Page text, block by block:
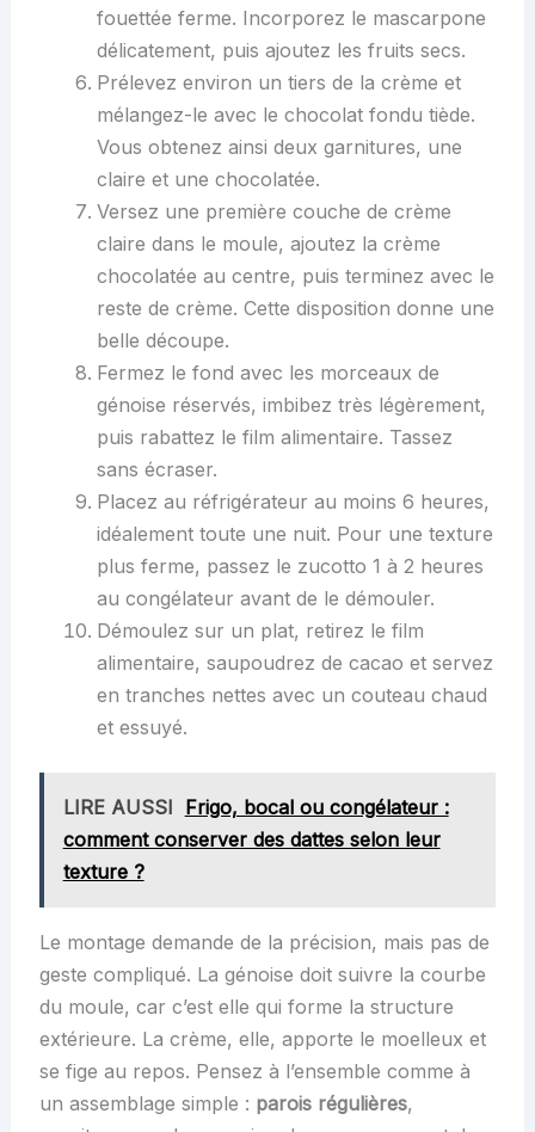
fouettée ferme. Incorporez le mascarpone
délicatement, puis ajoutez les fruits secs.
Prélevez environ un tiers de la crème et
mélangez-le avec le chocolat fondu tiède.
Vous obtenez ainsi deux garnitures, une
claire et une chocolatée.
Versez une première couche de crème
claire dans le moule, ajoutez la crème
chocolatée au centre, puis terminez avec le
reste de crème. Cette disposition donne une
belle découpe.
Fermez le fond avec les morceaux de
génoise réservés, imbibez très légèrement,
puis rabattez le film alimentaire. Tassez
sans écraser.
Placez au réfrigérateur au moins 6 heures,
idéalement toute une nuit. Pour une texture
plus ferme, passez le zucotto 1 à 2 heures
au congélateur avant de le démouler.
Démoulez sur un plat, retirez le film
alimentaire, saupoudrez de cacao et servez
en tranches nettes avec un couteau chaud
et essuyé.
LIRE AUSSI Frigo, bocal ou congélateur :
comment conserver des dattes selon leur
texture ?
Le montage demande de la précision, mais pas de
geste compliqué. La génoise doit suivre la courbe
du moule, car c’est elle qui forme la structure
extérieure. La crème, elle, apporte le moelleux et
se fige au repos. Pensez à l’ensemble comme à
un assemblage simple : parois régulières,